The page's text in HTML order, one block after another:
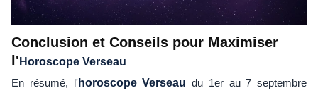
Conclusion et Conseils pour Maximiser
l' Horoscope Verseau
En résumé, l' horoscope Verseau du 1er au 7 septembre